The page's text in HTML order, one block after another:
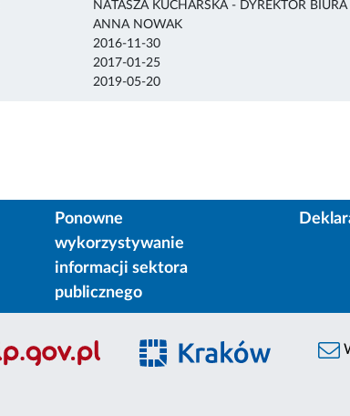
NATASZA KUCHARSKA - DYREKTOR BIURA
ANNA NOWAK
2016-11-30
2017-01-25
2019-05-20
Ponowne
wykorzystywanie
informacji sektora
publicznego